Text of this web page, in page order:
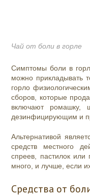
Чай от боли в горле
Симптомы боли в
можно прикладывать
горло
сборов, которые
включают
дезинфицирующим и
Альтернативой
средств местного
спреев, пастилок или
много, и лучше, если
Средства от